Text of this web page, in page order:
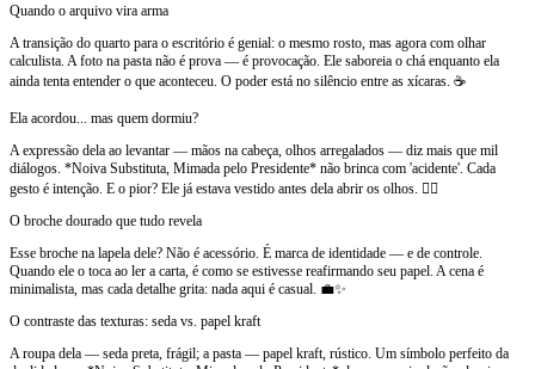
Quando o arquivo vira arma
A transição do quarto para o escritório é genial: o mesmo rosto, mas agora com olhar
calculista. A foto na pasta não é prova — é provocação. Ele saboreia o chá enquanto ela
ainda tenta entender o que aconteceu. O poder está no silêncio entre as xícaras. ☕
Ela acordou... mas quem dormiu?
A expressão dela ao levantar — mãos na cabeça, olhos arregalados — diz mais que mil
diálogos. *Noiva Substituta, Mimada pelo Presidente* não brinca com 'acidente'. Cada
gesto é intenção. E o pior? Ele já estava vestido antes dela abrir os olhos. 🕵️‍♀️
O broche dourado que tudo revela
Esse broche na lapela dele? Não é acessório. É marca de identidade — e de controle.
Quando ele o toca ao ler a carta, é como se estivesse reafirmando seu papel. A cena é
minimalista, mas cada detalhe grita: nada aqui é casual. 💼✨
O contraste das texturas: seda vs. papel kraft
A roupa dela — seda preta, frágil; a pasta — papel kraft, rústico. Um símbolo perfeito da